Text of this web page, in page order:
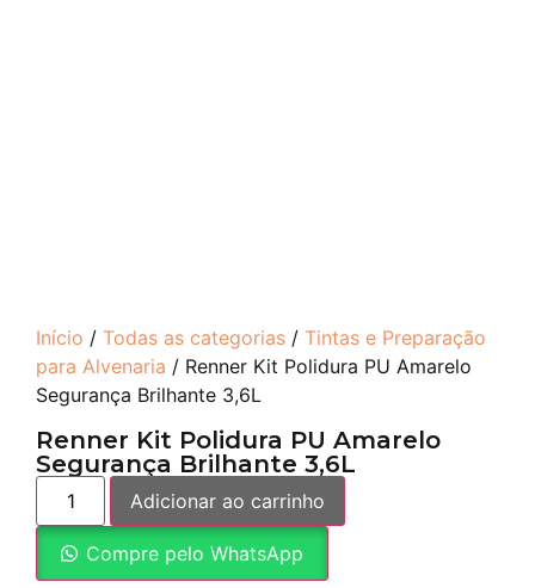
Início / Todas as categorias / Tintas e Preparação
para Alvenaria / Renner Kit Polidura PU Amarelo
Segurança Brilhante 3,6L
Renner Kit Polidura PU Amarelo
Segurança Brilhante 3,6L
Adicionar ao carrinho
Compre pelo WhatsApp